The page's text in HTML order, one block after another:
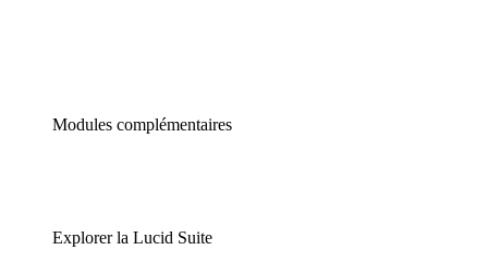
Modules complémentaires
Explorer la Lucid Suite